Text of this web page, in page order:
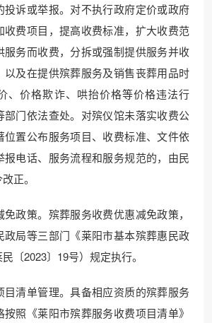
投诉或举报。对不执行政府定价或政府
收费项目，提高收费标准，扩大收费范
服务而收费，分拆或强制提供服务并收
以及在提供殡葬服务及销售丧葬用品时
、价格欺诈、哄抬价格等价格违法行
部门依法查处。对殡仪馆未落实收费公
位置公布服务项目、收费标准、文件依
报电话、服务流程和服务规范的，由民
正。
免政策。殡葬服务收费优惠减免政策，
政局等三部门《莱阳市基本殡葬惠民政
〔2023〕19号）规定执行。
目清单管理。具备相应资质的殡葬服务
照《莱阳市殡葬服务收费项目清单》